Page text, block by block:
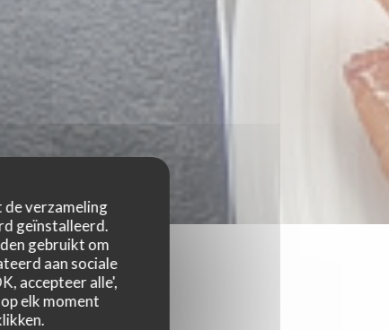
de verzameling
geïnstalleerd.
gebruikt om
aan sociale
accepteer alle',
elk moment